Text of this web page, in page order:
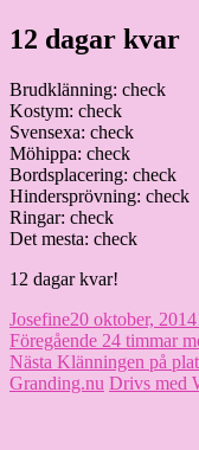
Hoppa
till
Granding.nu
12 dagar kvar
Brudklänning: check
Kostym: check
Svensexa: check
Möhippa: check
Bordsplacering: check
Hindersprövning: check
Ringar: check
Det mesta: check
12 dagar kvar!
Författare
JosefinePublicerat
den
20 oktober, 2014
Föregående Föregående
inlägg:
24 timmar
Nästa Nästa
inlägg:
Klänningen på
Granding.nu Drivs med